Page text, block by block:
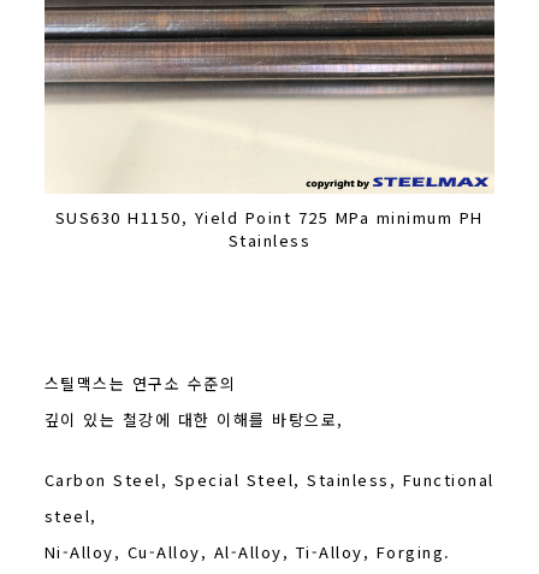
SUS630 H1150, Yield Point 725 MPa minimum PH
Stainless
스틸맥스는 연구소 수준의
깊이 있는 철강에 대한 이해를 바탕으로,
Carbon Steel, Special Steel, Stainless, Functional
steel,
Ni-Alloy, Cu-Alloy, Al-Alloy, Ti-Alloy, Forging.